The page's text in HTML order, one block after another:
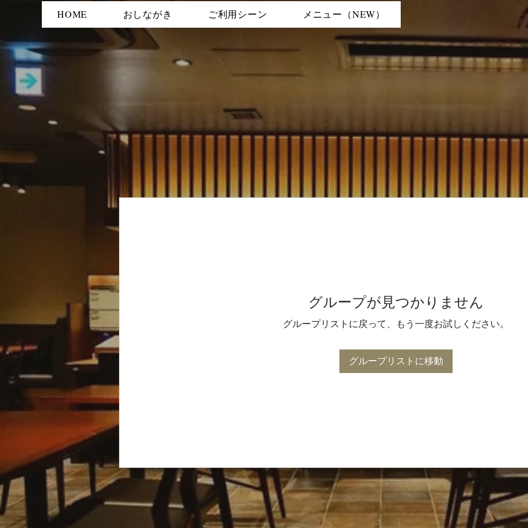
HOME おしながき ご利用シーン メニュー（NEW）
グループが見つかりません
グループリストに戻って、もう一度お試しください。
グループリストに移動